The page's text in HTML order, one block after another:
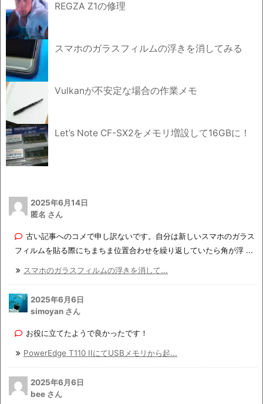
REGZA Z1の修理
スマホのガラスフィルムの浮きを消してみる
Vulkanが不安定な場合の作業メモ
Let’s Note CF-SX2をメモリ増設して16GBに！
2025年6月14日
匿名 さん
古い記事へのコメで申し訳ないです。自分は新しいスマホのガラス
フィルムを貼る際にちまちま位置合わせを繰り返していたら角が浮 ...
スマホのガラスフィルムの浮きを消して...
2025年6月6日
simoyan さん
お役に立てたようで良かったです！
PowerEdge T110 IIにてUSBメモリから起...
2025年6月6日
bee さん